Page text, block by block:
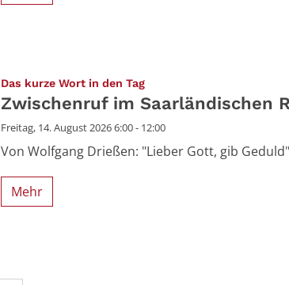
Das kurze Wort in den Tag:
Zwischenruf im Saarländischen
Freitag, 14. August 2026 6:00 - 12:00
Von Wolfgang Drießen: "Lieber Gott, gib Geduld"
Mehr